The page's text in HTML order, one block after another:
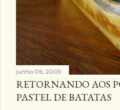
junho 06, 2009
RETORNANDO AOS
PASTEL DE BATATAS